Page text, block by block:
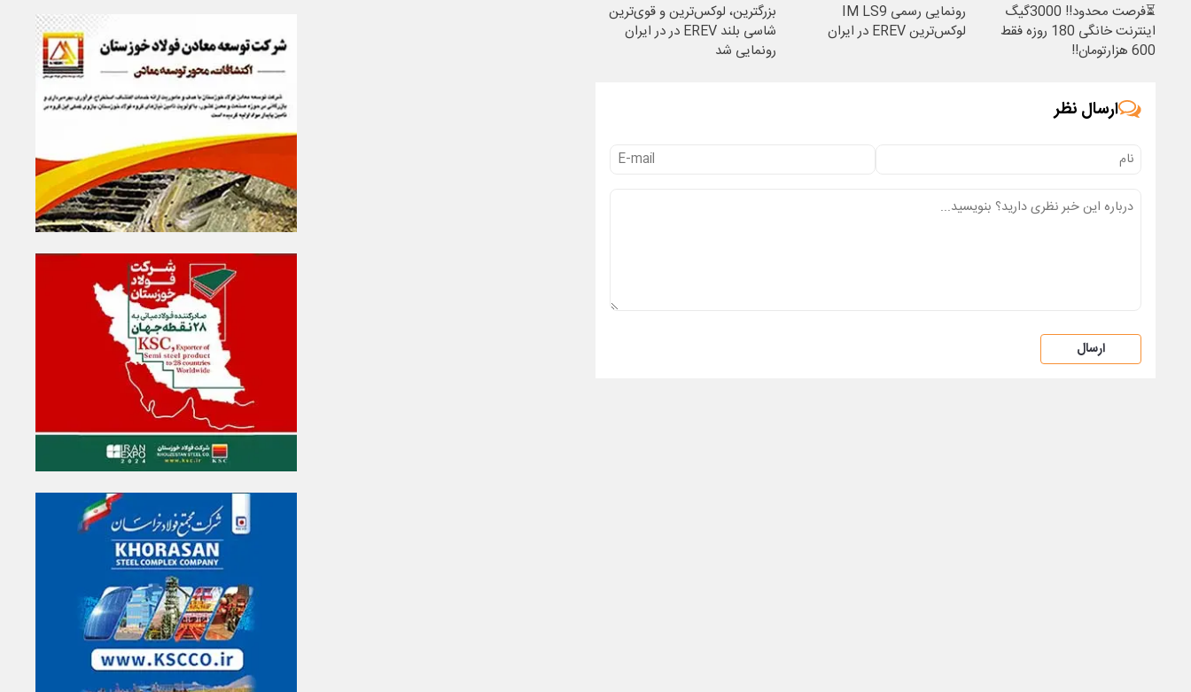
⏳فرصت محدود!! 3000گیگ
اینترنت خانگی 180 روزه فقط
600 هزارتومان!!
رونمایی رسمی IM LS9
لوکس‌ترین EREV در ایران
بزرگترین، لوکس‌ترین و قوی‌ترین
شاسی بلند EREV در در ایران
رونمایی شد
ارسال نظر
ارسال